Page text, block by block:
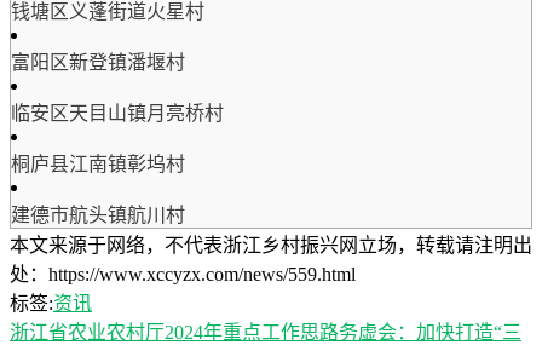
钱塘区义蓬街道火星村
富阳区新登镇潘堰村
临安区天目山镇月亮桥村
桐庐县江南镇彰坞村
建德市航头镇航川村
本文来源于网络，不代表浙江乡村振兴网立场，转载请注明出
处：https://www.xccyzx.com/news/559.html
标签:资讯
浙江省农业农村厅2024年重点工作思路务虚会：加快打造“三